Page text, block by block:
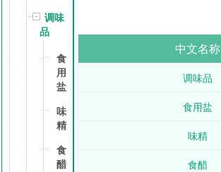
调味
品
食
用
盐
味
精
食
醋
中文名称
调味品
食用盐
味精
食醋